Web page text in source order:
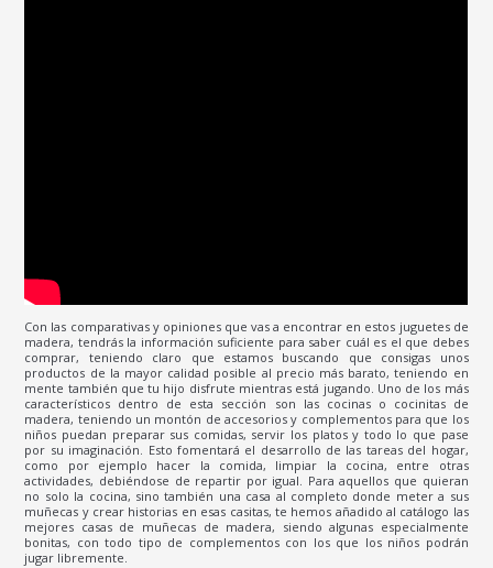
Con las comparativas y opiniones que vas a encontrar en estos juguetes de
madera, tendrás la información suficiente para saber cuál es el que debes
comprar, teniendo claro que estamos buscando que consigas unos
productos de la mayor calidad posible al precio más barato, teniendo en
mente también que tu hijo disfrute mientras está jugando. Uno de los más
característicos dentro de esta sección son las cocinas o cocinitas de
madera, teniendo un montón de accesorios y complementos para que los
niños puedan preparar sus comidas, servir los platos y todo lo que pase
por su imaginación. Esto fomentará el desarrollo de las tareas del hogar,
como por ejemplo hacer la comida, limpiar la cocina, entre otras
actividades, debiéndose de repartir por igual. Para aquellos que quieran
no solo la cocina, sino también una casa al completo donde meter a sus
muñecas y crear historias en esas casitas, te hemos añadido al catálogo las
mejores casas de muñecas de madera, siendo algunas especialmente
bonitas, con todo tipo de complementos con los que los niños podrán
jugar libremente.